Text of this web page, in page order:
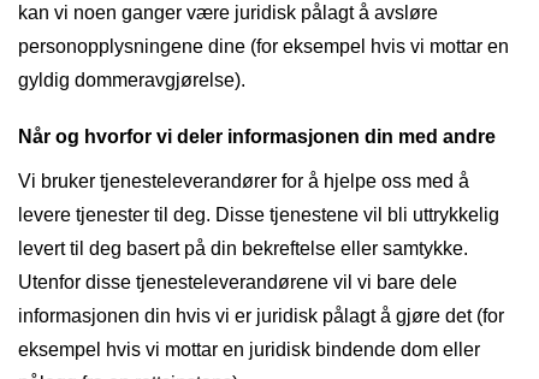
kan vi noen ganger være juridisk pålagt å avsløre
personopplysningene dine (for eksempel hvis vi mottar en
gyldig dommeravgjørelse).
Når og hvorfor vi deler informasjonen din med andre
Vi bruker tjenesteleverandører for å hjelpe oss med å
levere tjenester til deg. Disse tjenestene vil bli uttrykkelig
levert til deg basert på din bekreftelse eller samtykke.
Utenfor disse tjenesteleverandørene vil vi bare dele
informasjonen din hvis vi er juridisk pålagt å gjøre det (for
eksempel hvis vi mottar en juridisk bindende dom eller